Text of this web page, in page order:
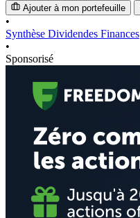
Ajouter à mon portefeuille
•
Synthèse Dividendes Finances
•
Sponsorisé